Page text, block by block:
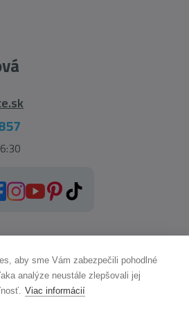
Maxík
aby sme Vám zabezpečili pohodlné
analýze neustále zlepšovali jej
Viac informácií